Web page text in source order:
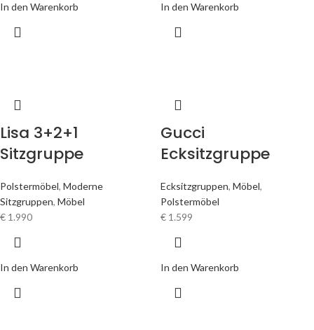
In den Warenkorb In den Warenkorb
Lisa 3+2+1
Sitzgruppe
Polstermöbel, Moderne
Sitzgruppen, Möbel
€ 1.990
In den Warenkorb
Gucci
Ecksitzgruppe
Ecksitzgruppen, Möbel,
Polstermöbel
€ 1.599
In den Warenkorb